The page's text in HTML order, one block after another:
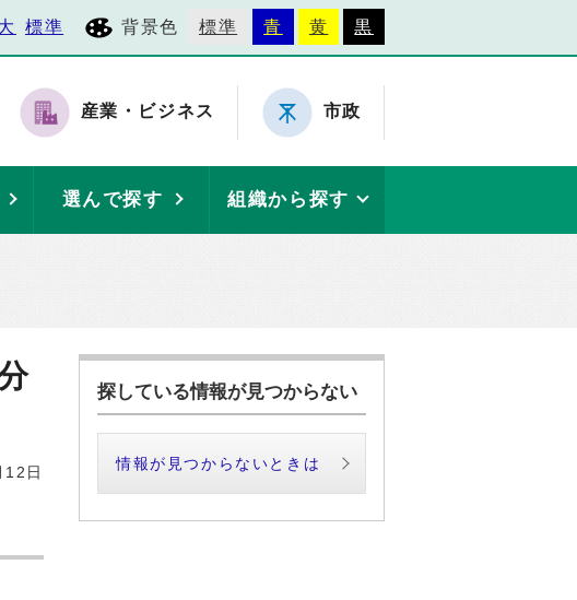
標準 背景色 標準 青 黄 黒
産業・ビジネス 市政
選んで探す 組織から探す
日
探している情報が見つからない
情報が見つからないときは